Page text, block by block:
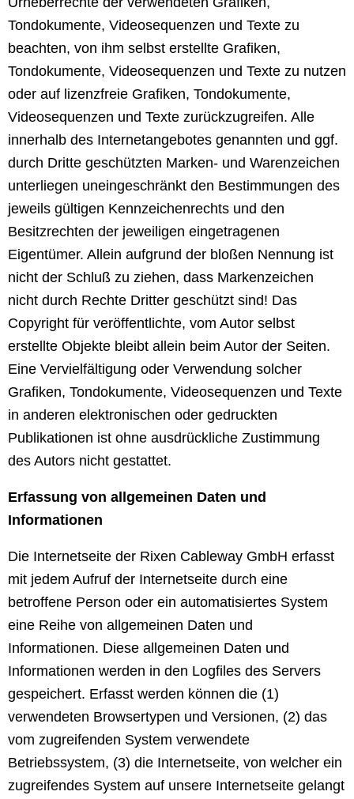
Tondokumente, Videosequenzen und Texte zu
beachten, von ihm selbst erstellte Grafiken,
Tondokumente, Videosequenzen und Texte zu nutzen
oder auf lizenzfreie Grafiken, Tondokumente,
Videosequenzen und Texte zurückzugreifen. Alle
innerhalb des Internetangebotes genannten und ggf.
durch Dritte geschützten Marken- und Warenzeichen
unterliegen uneingeschränkt den Bestimmungen des
jeweils gültigen Kennzeichenrechts und den
Besitzrechten der jeweiligen eingetragenen
Eigentümer. Allein aufgrund der bloßen Nennung ist
nicht der Schluß zu ziehen, dass Markenzeichen
nicht durch Rechte Dritter geschützt sind! Das
Copyright für veröffentlichte, vom Autor selbst
erstellte Objekte bleibt allein beim Autor der Seiten.
Eine Vervielfältigung oder Verwendung solcher
Grafiken, Tondokumente, Videosequenzen und Texte
in anderen elektronischen oder gedruckten
Publikationen ist ohne ausdrückliche Zustimmung
des Autors nicht gestattet.
Erfassung von allgemeinen Daten und
Informationen
Die Internetseite der Rixen Cableway GmbH erfasst
mit jedem Aufruf der Internetseite durch eine
betroffene Person oder ein automatisiertes System
eine Reihe von allgemeinen Daten und
Informationen. Diese allgemeinen Daten und
Informationen werden in den Logfiles des Servers
gespeichert. Erfasst werden können die (1)
verwendeten Browsertypen und Versionen, (2) das
vom zugreifenden System verwendete
Betriebssystem, (3) die Internetseite, von welcher ein
zugreifendes System auf unsere Internetseite gelangt